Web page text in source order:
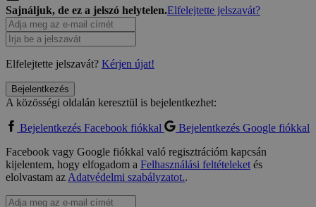
Sajnáljuk, de ez a jelszó helytelen.Elfelejtette jelszavát?
Elfelejtette jelszavát? Kérjen újat!
Bejelentkezés
A közösségi oldalán keresztül is bejelentkezhet:
Bejelentkezés Facebook fiókkal
Bejelentkezés Google fiókkal
Facebook vagy Google fiókkal való regisztrációm kapcsán
kijelentem, hogy elfogadom a Felhasználási feltételeketés
elolvastam azAdatvédelmi szabályzatot..